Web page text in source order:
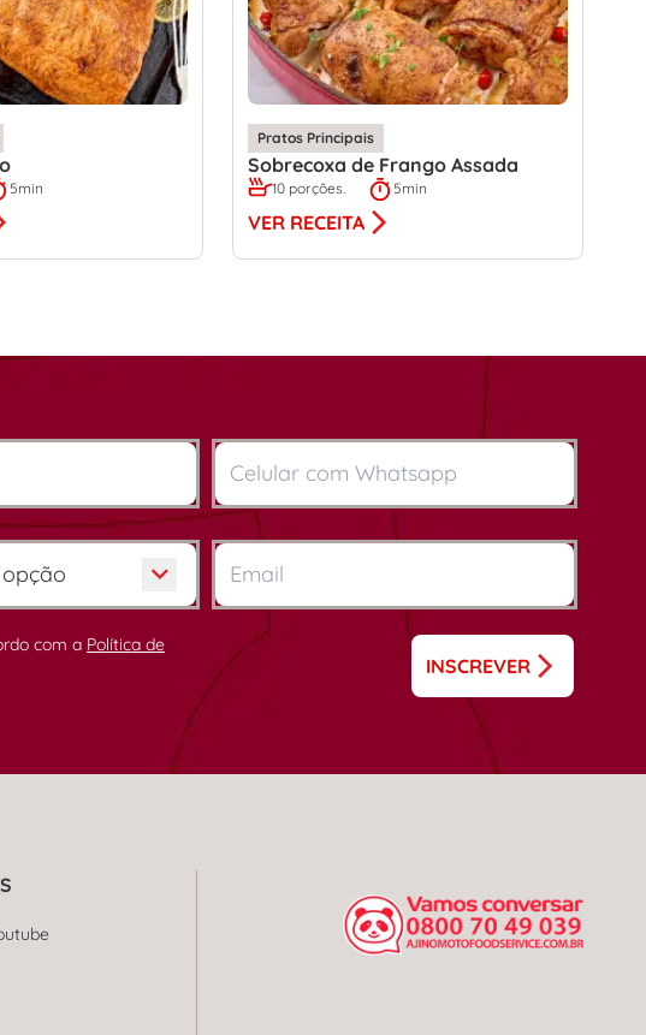
5min
Pratos Principais
Sobrecoxa de Frango Assada
10 porções. 5min
VER RECEITA
com a Política de
INSCREVER